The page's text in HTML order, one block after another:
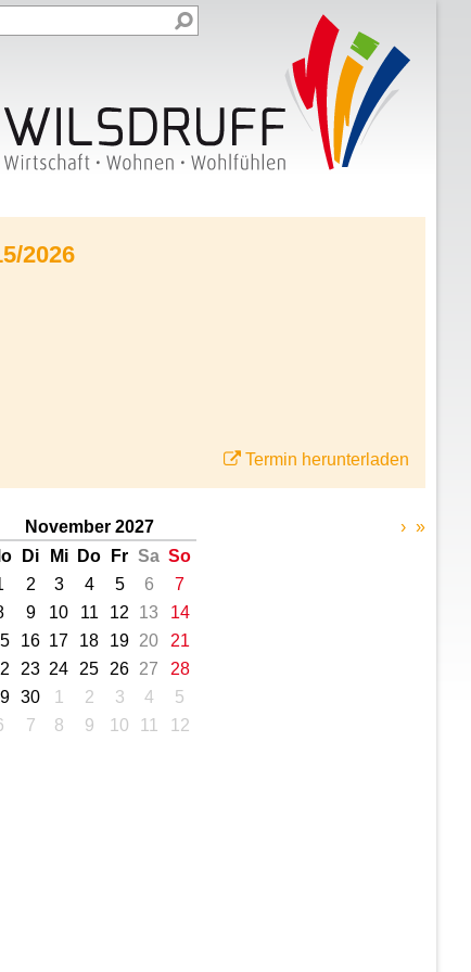
2026
Termin herunterladen
November 2027
Di Mi Do Fr Sa So
2 3 4 5 6
7
9 10 11 12 13
14
16 17 18 19 20
21
23 24 25 26 27
28
30 1 2 3 4
5
7 8 9 10 11 12
› »